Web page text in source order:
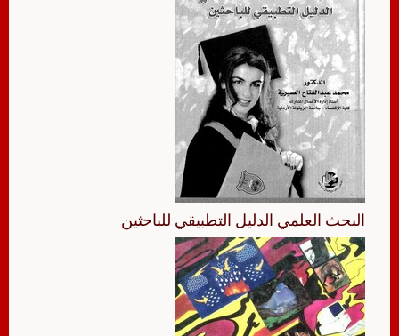
البحث العلمي الدليل التطبيقي للباحثين